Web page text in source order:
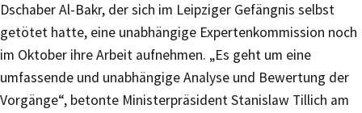
Dschaber Al-Bakr, der sich im Leipziger Gefängnis selbst
getötet hatte, eine unabhängige Expertenkommission noch
im Oktober ihre Arbeit aufnehmen. „Es geht um eine
umfassende und unabhängige Analyse und Bewertung der
Vorgänge“, betonte Ministerpräsident Stanislaw Tillich am